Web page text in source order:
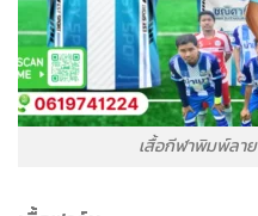
เสื้อกีฬาพิมพ์ลาย